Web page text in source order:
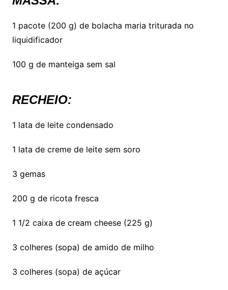
1 pacote (200 g) de bolacha maria triturada no
liquidificador
100 g de manteiga sem sal
RECHEIO:
1 lata de leite condensado
1 lata de creme de leite sem soro
3 gemas
200 g de ricota fresca
1 1/2 caixa de cream cheese (225 g)
3 colheres (sopa) de amido de milho
3 colheres (sopa) de açúcar